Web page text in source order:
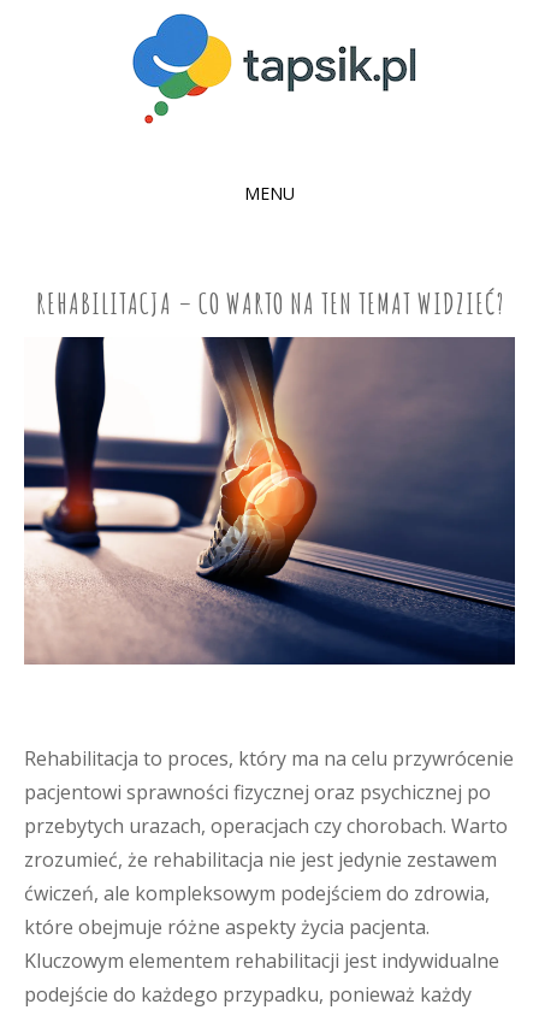
MENU
CONTENT
REHABILITACJA – CO WARTO NA TEN TEMAT WIDZIEĆ?
Rehabilitacja to proces, który ma na celu przywrócenie
pacjentowi sprawności fizycznej oraz psychicznej po
przebytych urazach, operacjach czy chorobach. Warto
zrozumieć, że rehabilitacja nie jest jedynie zestawem
ćwiczeń, ale kompleksowym podejściem do zdrowia,
które obejmuje różne aspekty życia pacjenta.
Kluczowym elementem rehabilitacji jest indywidualne
podejście do każdego przypadku, ponieważ każdy